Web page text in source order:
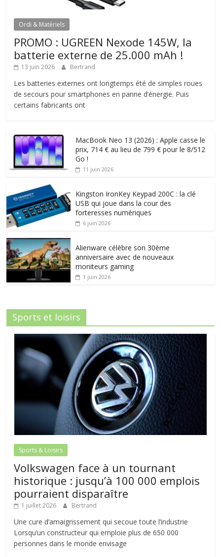
Ordi & Matériels
PROMO : UGREEN Nexode 145W, la
batterie externe de 25.000 mAh !
13 juin 2026 Bertrand
Les batteries externes ont longtemps été de simples roues
de secours pour smartphones en panne d’énergie. Puis
certains fabricants ont
MacBook Neo 13 (2026) : Apple casse le
prix, 714 € au lieu de 799 € pour le 8/512
Go !
11 juin 2026
Kingston IronKey Keypad 200C : la clé
USB qui joue dans la cour des
forteresses numériques
6 juin 2026
Alienware célèbre son 30ème
anniversaire avec de nouveaux
moniteurs gaming
1 juin 2026
Sports et loisirs
Sports & Loisirs
Volkswagen face à un tournant
historique : jusqu’à 100 000 emplois
pourraient disparaître
1 juillet 2026 Bertrand
Une cure d’amaigrissement qui secoue toute l’industrie
Lorsqu’un constructeur qui emploie plus de 650 000
personnes dans le monde envisage